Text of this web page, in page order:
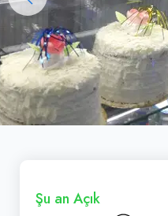
Şu an Açık